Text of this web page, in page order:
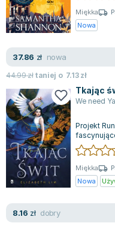
Miękka
Nowa
37.86 zł nowa
44.99złtaniej o 7.13zł
Tkając
We need Ya
Projekt
zmienia
Miękka
Nowa
8.16 zł dobry